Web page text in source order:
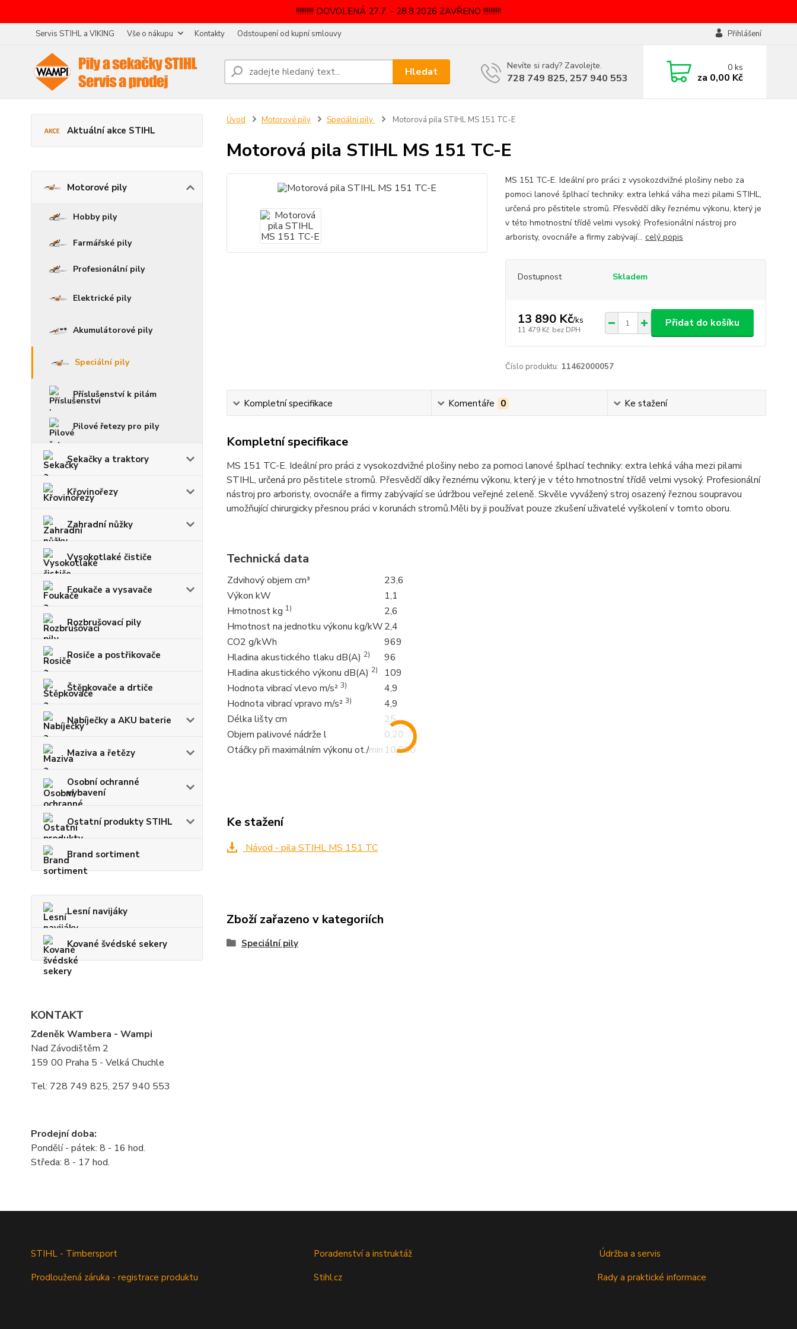
!!!!!!!!!! DOVOLENÁ 27.7. - 28.8.2026 ZAVŘENO !!!!!!!!!!
Servis STIHL a VIKING Vše o nákupu Kontakty Odstoupení od kupní smlouvy Přihlášení
Hledat Nevíte si rady? Zavolejte.
728 749 825, 257 940 553
0ks
za 0,00 Kč
Aktuální akce STIHL
Motorové pily
Hobby pily
Farmářské pily
Profesionální pily
Elektrické pily
Akumulátorové pily
Speciální pily
Příslušenství k pilám
Pilové řetezy pro pily
Sekačky a traktory
Křovinořezy
Zahradní nůžky
Vysokotlaké čističe
Foukače a vysavače
Rozbrušovací pily
Rosiče a postřikovače
Štěpkovače a drtiče
Nabíječky a AKU baterie
Maziva a řetězy
Osobní ochranné
vybavení
Ostatní produkty STIHL
Brand sortiment
Lesní navijáky
Kované švédské sekery
KONTAKT
Zdeněk Wambera - Wampi
Nad Závodištěm 2
159 00 Praha 5 - Velká Chuchle
Tel: 728 749 825, 257 940 553
Prodejní doba:
Pondělí - pátek: 8 - 16 hod.
Středa: 8 - 17 hod.
Úvod Motorové pily Speciální pily Motorová pila STIHL MS 151 TC-E
Motorová pila STIHL MS 151 TC-E
MS 151 TC-E. Ideální pro práci z vysokozdvižné plošiny nebo za
pomoci lanové šplhací techniky: extra lehká váha mezi pilami STIHL,
určená pro pěstitele stromů. Přesvědčí díky řeznému výkonu, který je
v této hmotnostní třídě velmi vysoký. Profesionální nástroj pro
arboristy, ovocnáře a firmy zabývají... celý popis
Dostupnost Skladem
13 890 Kč/ks
11 479 Kč bez DPH
Přidat do košíku
Číslo produktu: 11462000057
Kompletní specifikace Komentáře 0 Ke stažení
Kompletní specifikace
MS 151 TC-E. Ideální pro práci z vysokozdvižné plošiny nebo za pomoci lanové šplhací techniky: extra lehká váha mezi pilami
STIHL, určená pro pěstitele stromů. Přesvědčí díky řeznému výkonu, který je v této hmotnostní třídě velmi vysoký. Profesionální
nástroj pro arboristy, ovocnáře a firmy zabývající se údržbou veřejné zeleně. Skvěle vyvážený stroj osazený řeznou soupravou
umožňující chirurgicky přesnou práci v korunách stromů.Měli by ji používat pouze zkušení uživatelé vyškolení v tomto oboru.
Technická data
Zdvihový objem cm³
23,6
Výkon kW
1,1
Hmotnost kg 1)
2,6
Hmotnost na jednotku výkonu kg/kW2,4
CO2 g/kWh
969
Hladina akustického tlaku dB(A) 2)
96
Hladina akustického výkonu dB(A) 2)
109
Hodnota vibrací vlevo m/s² 3)
4,9
Hodnota vibrací vpravo m/s² 3)
4,9
Délka lišty cm
25
Objem palivové nádrže l
0,20
Otáčky při maximálním výkonu ot./min 10.000
Ke stažení
Návod - pila STIHL MS 151 TC
Zboží zařazeno v kategoriích
Speciální pily
STIHL - Timbersport
Prodloužená záruka - registrace produktu
Poradenství a instruktáž
Stihl.cz
Údržba a servis
Rady a praktické informace